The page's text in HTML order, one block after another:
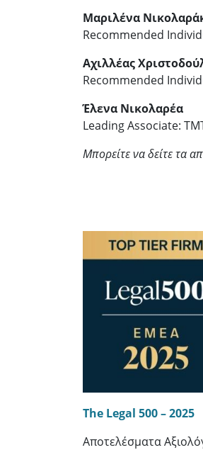
Μαριλένα
Recommended
Αχιλλέας
Recommended
Έλενα Νικολαρέα
Leading Associate:
Μπορείτε να δείτε τα
The Legal 500 – 2025
Αποτελέσματα